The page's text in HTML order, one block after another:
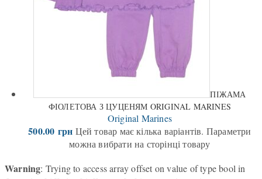
ПІЖАМА
ФІОЛЕТОВА З ЦУЦЕНЯМ ORIGINAL MARINES
Original Marines
500.00 грн Цей товар має кілька варіантів. Параметри
можна вибрати на сторінці товару
Warning: Trying to access array offset on value of type bool in